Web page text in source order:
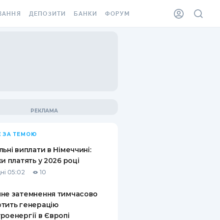
ВІНЬЄТКА
ВІД
ВИПАДКІВ
ДЕПОЗИТИ
ПИТАННЯ ТА ВІДПОВІДІ
ДЕПОЗИТНИЙ КАЛЬКУЛЯТОР
ПУТІВНИКИ ПО
БАНКИ ФОРУМ
ЗА ТЕМОЮ
виплати в Німеччині:
платять у 2026 році
05:02 10
затемнення тимчасово
генерацію
в Європі